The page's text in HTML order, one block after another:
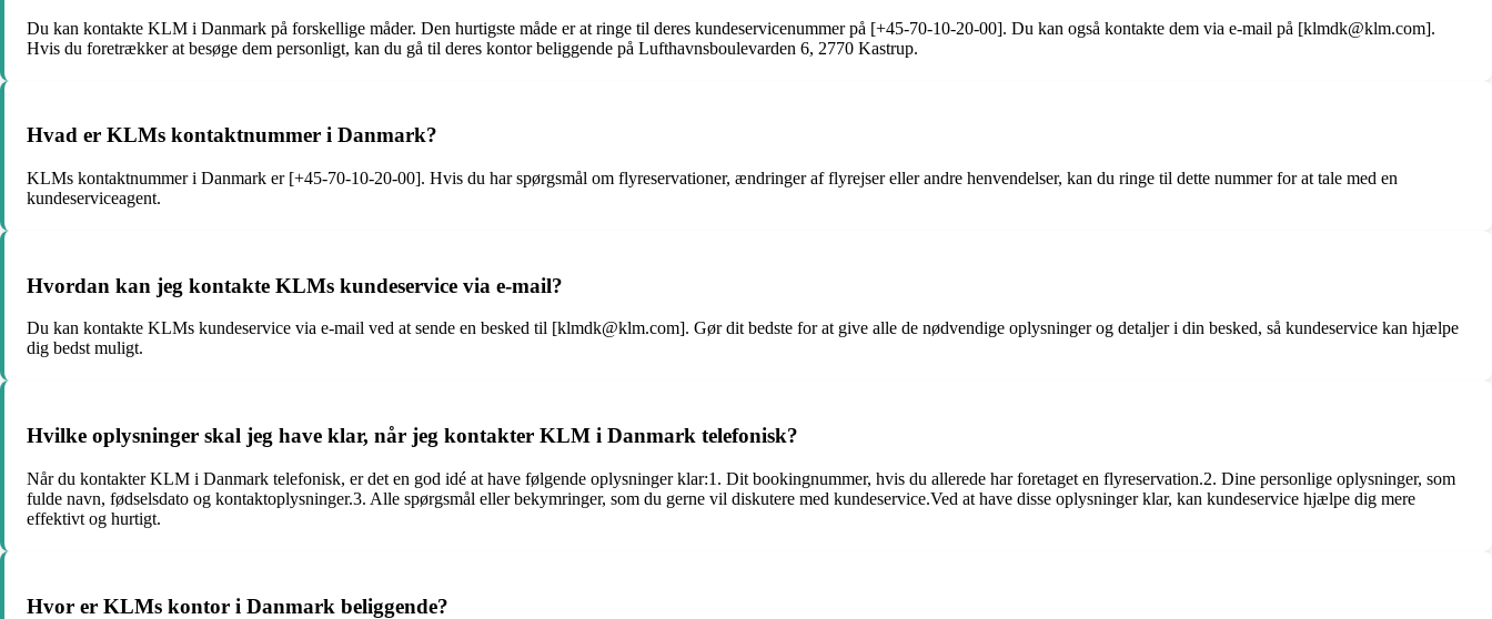
Du kan kontakte KLM i Danmark på forskellige måder. Den hurtigste måde er at ringe til deres kundeservicenummer på [+45-70-10-20-00]. Du kan også kontakte dem via e-mail på [klmdk@klm.com].
Hvis du foretrækker at besøge dem personligt, kan du gå til deres kontor beliggende på Lufthavnsboulevarden 6, 2770 Kastrup.
Hvad er KLMs kontaktnummer i Danmark?
KLMs kontaktnummer i Danmark er [+45-70-10-20-00]. Hvis du har spørgsmål om flyreservationer, ændringer af flyrejser eller andre henvendelser, kan du ringe til dette nummer for at tale med en
kundeserviceagent.
Hvordan kan jeg kontakte KLMs kundeservice via e-mail?
Du kan kontakte KLMs kundeservice via e-mail ved at sende en besked til [klmdk@klm.com]. Gør dit bedste for at give alle de nødvendige oplysninger og detaljer i din besked, så kundeservice kan hjælpe
dig bedst muligt.
Hvilke oplysninger skal jeg have klar, når jeg kontakter KLM i Danmark telefonisk?
Når du kontakter KLM i Danmark telefonisk, er det en god idé at have følgende oplysninger klar:1. Dit bookingnummer, hvis du allerede har foretaget en flyreservation.2. Dine personlige oplysninger, som
fulde navn, fødselsdato og kontaktoplysninger.3. Alle spørgsmål eller bekymringer, som du gerne vil diskutere med kundeservice.Ved at have disse oplysninger klar, kan kundeservice hjælpe dig mere
effektivt og hurtigt.
Hvor er KLMs kontor i Danmark beliggende?